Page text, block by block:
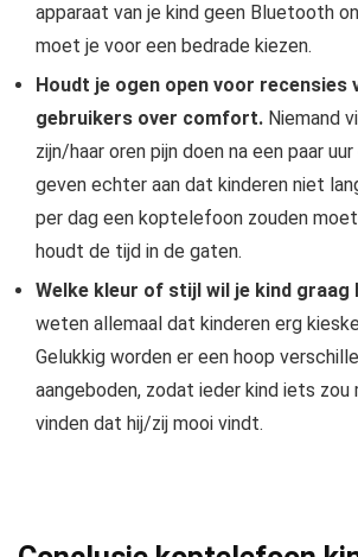
apparaat van je kind geen Bluetooth
moet je voor een bedrade kiezen.
Houdt je ogen open voor recensies
gebruikers over comfort. Niemand
zijn/haar oren pijn doen na een paar
geven echter aan dat kinderen niet
per dag een koptelefoon zouden
houdt de tijd in de gaten.
Welke kleur of stijl wil je kind graag
weten allemaal dat kinderen erg
Gelukkig worden er een hoop
aangeboden, zodat ieder kind iets zou
vinden dat hij/zij mooi vindt.